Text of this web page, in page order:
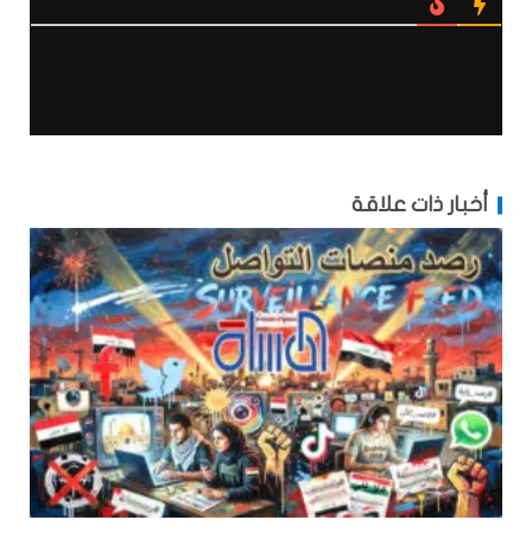
أخبار ذات علاقة